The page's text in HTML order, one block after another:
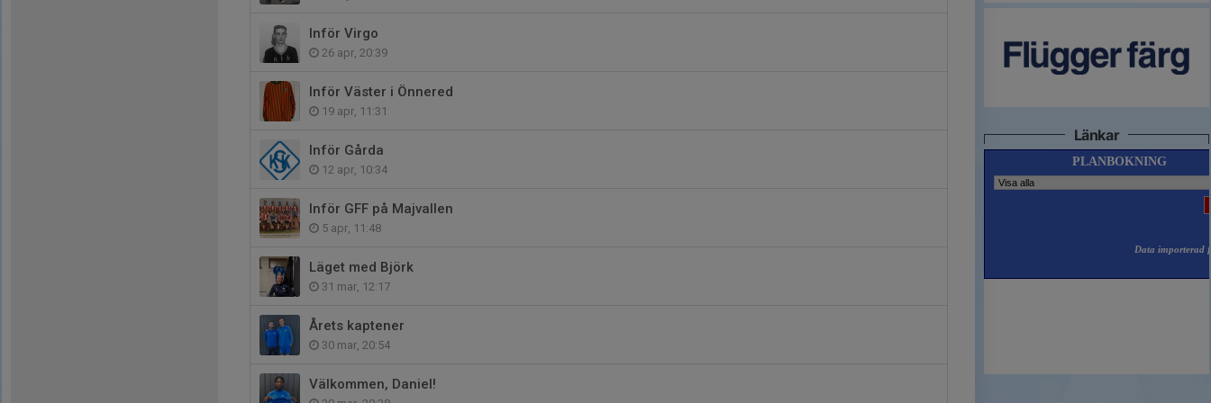
Inför Virgo
26 apr, 20:39
Inför Väster i Önnered
19 apr, 11:31
Inför Gårda
12 apr, 10:34
Inför GFF på Majvallen
5 apr, 11:48
Läget med Björk
31 mar, 12:17
Årets kaptener
30 mar, 20:54
Välkommen, Daniel!
Länkar